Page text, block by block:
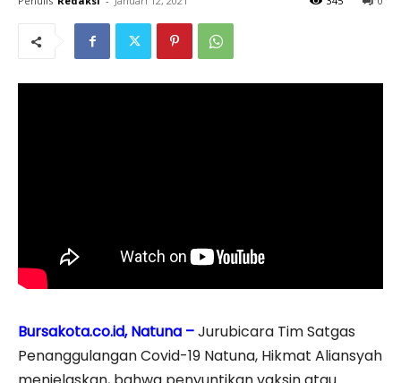
Bursakota.co.id, Natuna –Jurubicara Tim Satgas
Penanggulangan Covid-19 Natuna, Hikmat Aliansyah